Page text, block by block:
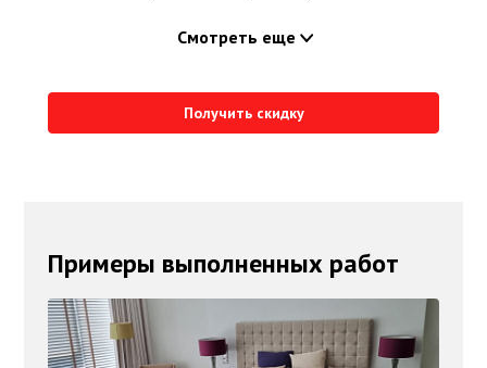
Смотреть еще
Получить скидку
Примеры выполненных работ